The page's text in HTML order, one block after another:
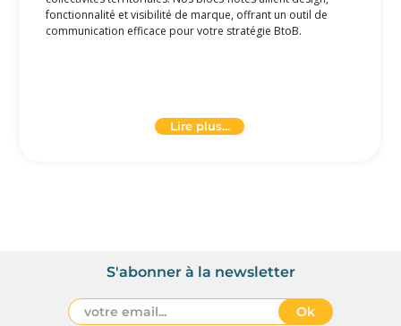
fonctionnalité et visibilité de marque, offrant un outil de
communication efficace pour votre stratégie BtoB.
blocs note personnalisés entreprise
Bloc Note vs Carnet : Quelle Différence ?
Lire plus...
S'abonner à la newsletter
Ok